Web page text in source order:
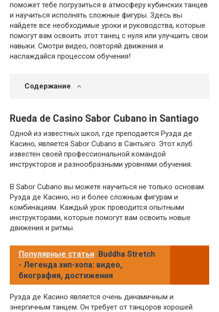
поможет тебе погрузиться в атмосферу кубинских танцев
и научиться исполнять сложные фигуры. Здесь вы
найдете все необходимые уроки и руководства, которые
помогут вам освоить этот танец с нуля или улучшить свои
навыки. Смотри видео, повторяй движения и
наслаждайся процессом обучения!
Содержание
Rueda de Casino Sabor Cubano in Santiago
Одной из известных школ, где преподается Руэда де
Касино, является Sabor Cubano в Сантьяго. Этот клуб
известен своей профессиональной командой
инструкторов и разнообразными уровнями обучения.
В Sabor Cubano вы можете научиться не только основам
Руэда де Касино, но и более сложным фигурам и
комбинациям. Каждый урок проводится опытными
инструкторами, которые помогут вам освоить новые
движения и ритмы.
Популярные статьи Buddha Stretch
- Легенда хип-хопа: видео,
биография, достижения
Руэда де Касино является очень динамичным и
энергичным танцем. Он требует от танцоров хорошей